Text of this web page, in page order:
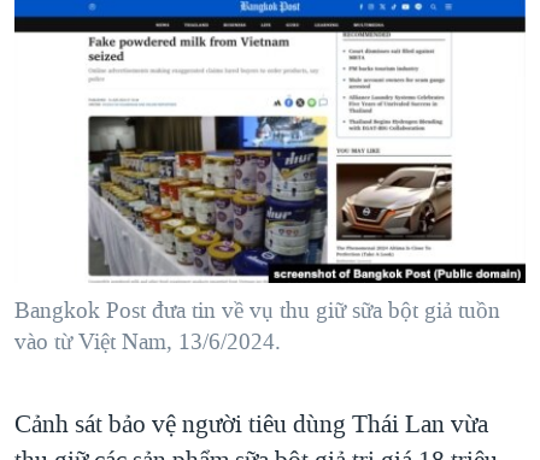
Đi
TỰ DO BÁO CHÍ
VẠCH TRẦN TIN GIẢ
ĐỜI SỐNG
KINH TẾ
KHOA HỌC
SỨC KHOẺ
VĂN HOÁ
THỂ THAO
CHUYÊN ĐỀ
CHIẾN TRANH THƯƠNG MẠI CỦA MỸ: QUÁ KHỨ VÀ HIỆN
HÀNH TRÌNH BẦU CỬ 2024
MỘT NĂM CHIẾN TRANH TẠI DẢI GAZA
GIẢI MÃ VÀNH ĐAI & CON ĐƯỜNG
NGÀY TỊ NẠN THẾ GIỚI
GROUND ZERO – XƯA VÀ NAY
CÁC GIÁ TRỊ CỘNG HÒA Ở VIỆT NAM
HỌC TIẾNG ANH
MẠNG XÃ HỘI
Ngôn ngữ khác
Bangkok Post đưa tin về vụ thu giữ sữa bột giả tuồn
vào từ Việt Nam, 13/6/2024.
Cảnh sát bảo vệ người tiêu dùng Thái Lan vừa